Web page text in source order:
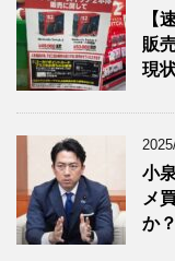
【
販
現
小
メ
か